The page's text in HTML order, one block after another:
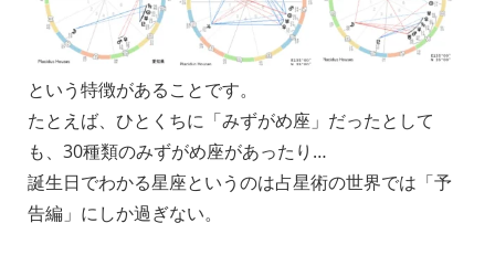
という特徴があることです。
たとえば、ひとくちに「みずがめ座」だったとして
も、30種類のみずがめ座があったり…
誕生日でわかる星座というのは占星術の世界では「予
告編」にしか過ぎない。